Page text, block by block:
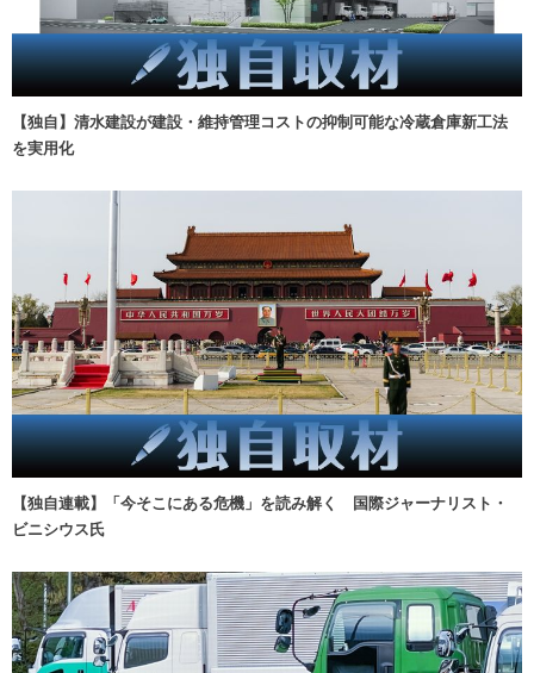
【独自】清水建設が建設・維持管理コストの抑制可能な冷蔵倉庫新工法
を実用化
【独自連載】「今そこにある危機」を読み解く 国際ジャーナリスト・
ビニシウス氏